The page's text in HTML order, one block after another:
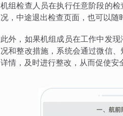
机组检查人员在执行任意阶段的
况，中途退出检查页面，也可以随
此外，如果机组成员在工作中发
况和整改措施，系统会通过微信
详情，及时进行整改，从而促使安